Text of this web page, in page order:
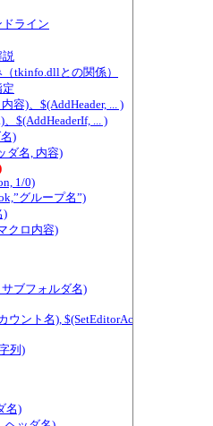
ライン
説
tkinfo.dllとの関係）
容)、$(AddHeader, ... )
、$(AddHeaderIf, ... )
)
ダ名, 内容)
1/0)
グループ名”)
)
クロ内容)
サブフォルダ名)
ウント名), $(SetEditorAccount2,アカウ
列)
名)